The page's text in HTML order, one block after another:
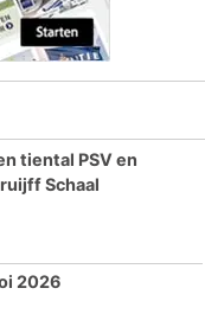
tiental PSV en
Schaal
2026